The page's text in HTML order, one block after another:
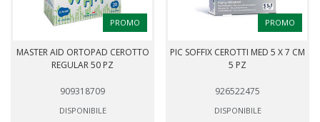
PROMO
MASTER AID ORTOPAD CEROTTO
REGULAR 50 PZ
909318709
DISPONIBILE
PROMO
PIC SOFFIX CEROTTI MED 5 X 7 CM
5 PZ
926522475
DISPONIBILE